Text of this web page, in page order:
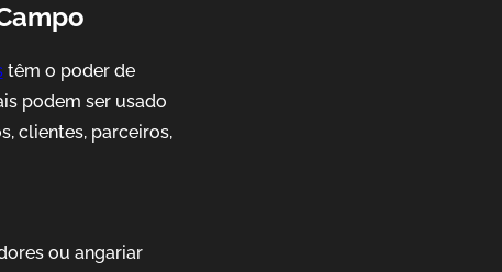
têm o poder de
podem ser usado
clientes, parceiros,
ou angariar